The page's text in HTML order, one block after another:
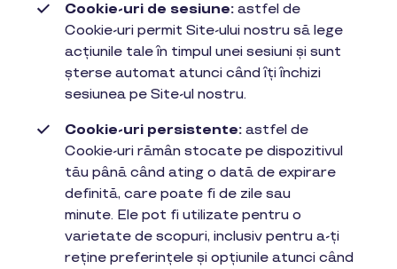
Cookie-uri de sesiune: astfel de
Cookie-uri permit Site-ului nostru să lege
acțiunile tale în timpul unei sesiuni și sunt
șterse automat atunci când îți închizi
sesiunea pe Site-ul nostru.
Cookie-uri persistente: astfel de
Cookie-uri rămân stocate pe dispozitivul
tău până când ating o dată de expirare
definită, care poate fi de zile sau
minute. Ele pot fi utilizate pentru o
varietate de scopuri, inclusiv pentru a-ți
reține preferințele și opțiunile atunci când